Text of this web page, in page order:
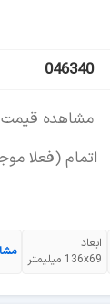
046340
مشاهده قیمت
اتمام (فعلا
ابعاد
136x69 میلیمتر